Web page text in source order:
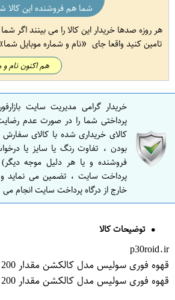
شما هم فروشنده این کالا
هر روزه صدها خریدار این کالا را می بینند اگر
تامین کنید واقعا جای
نام و شماره موبایل شما
هم اکنون نام و
خریدار گرامی مدیریت سایت
پرداختی شما را در صورت عدم
کالای خریداری شده با کالای
بودن ، تفاوت رنگ یا سایز یا
فروشنده و یا هر دلیل موجه
پرداخت سایت ، تضمین می نماید
خارج از درگاه پرداخت سایت انجام می
توضیحات کالا
p30roid.ir
قهوه فوری سولیس مدل کالکشن مقدار 200 گرمی
قهوه فوری سولیس مدل کالکشن مقدار 200 گرمی